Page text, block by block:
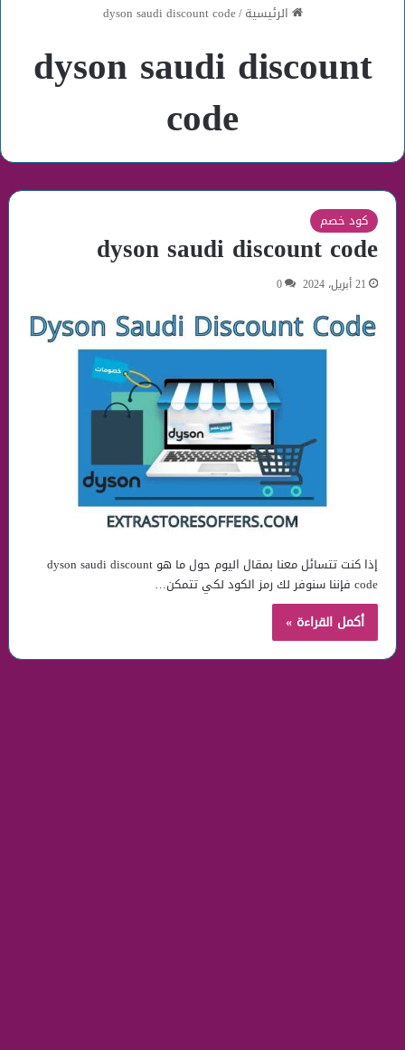
الرئيسية/
dyson saudi discount code
dyson saudi discount
code
كود خصم
dyson saudi discount code
21 أبريل، 2024 0
إذا كنت تتسائل معنا بمقال اليوم حول ما هو dyson saudi discount
code فإننا سنوفر لك رمز الكود لكي تتمكن…
أكمل القراءة »